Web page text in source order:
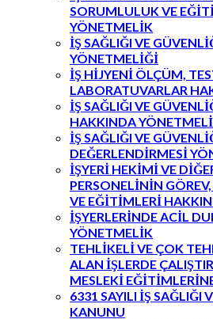
SORUMLULUK VE
YÖNETMELİK
İŞ SAĞLIĞI VE
YÖNETMELİĞİ
İŞ HİJYENİ ÖLÇÜM,
LABORATUVARLAR
İŞ SAĞLIĞI VE
HAKKINDA
İŞ SAĞLIĞI VE
DEĞERLENDİRMESİ
İŞYERİ HEKİMİ VE
PERSONELİNİN
VE EĞİTİMLERİ
İŞYERLERİNDE ACİL
YÖNETMELİK
TEHLİKELİ VE ÇOK
ALAN İŞLERDE
MESLEKİ
6331 SAYILI İŞ SAĞLIĞI
KANUNU